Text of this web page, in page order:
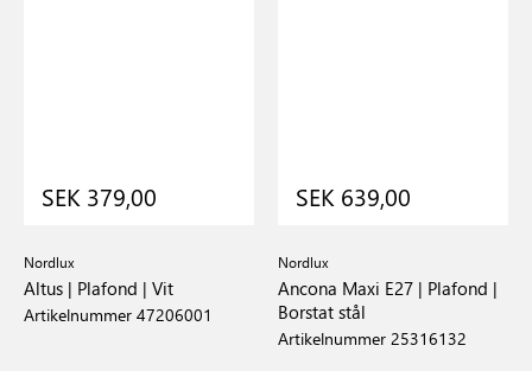
SEK 379,00
Nordlux
Altus | Plafond | Vit
Artikelnummer 47206001
SEK 639,00
Nordlux
Ancona Maxi E27 | Plafond |
Borstat stål
Artikelnummer 25316132